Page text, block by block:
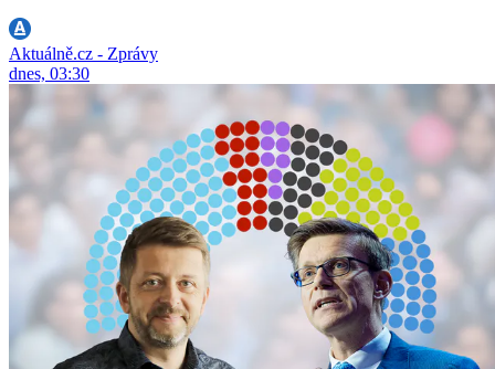
Aktuálně.cz - Zprávy
dnes, 03:30